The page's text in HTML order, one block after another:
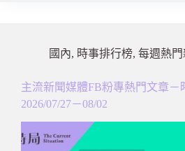
國內, 時事排行榜, 每週熱
主流新聞媒體FB粉專熱門文章－
2026/07/27－08/02